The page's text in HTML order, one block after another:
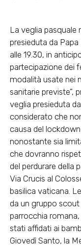
La veglia pasquale
presieduta da
alle 19.30, in
partecipazione dei
modalità usate nei
sanitarie previste”,
veglia presieduta
considerato che
causa del lockdown
nonostante sia
che dovranno
del perdurare della
Via Crucis al
basilica vaticana.
da un gruppo scout
parrocchia romana,
stati affidati ai
Giovedì Santo, la